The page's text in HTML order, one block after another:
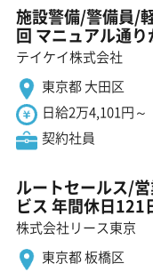
施設警備/警備員/
回 マニュアル通
テイケイ株式会社
東京都 大田区
日給2万4,101円～
契約社員
ルートセールス/
ビス 年間休日121
株式会社リース東京
東京都 板橋区